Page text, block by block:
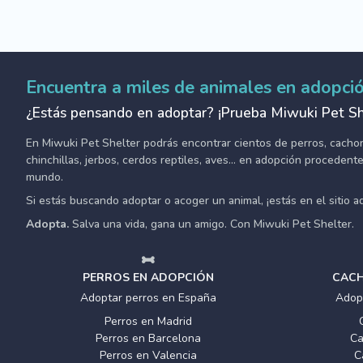
Encuentra a miles de animales en
¿Estás pensando en adoptar? ¡Prueba Miwuki Pet
En Miwuki Pet Shelter podrás encontrar cientos de perros,
chinchillas, jerbos, cerdos reptiles, aves... en adopción
mundo.
Si estás buscando adoptar o acoger un animal, ¡estás en el sitio
Adopta. Salva una vida, gana un amigo. Con Miwuki Pet Shelter.
PERROS EN ADOPCIÓN
Adoptar perros en España
Perros en Madrid
Perros en Barcelona
Perros en Valencia